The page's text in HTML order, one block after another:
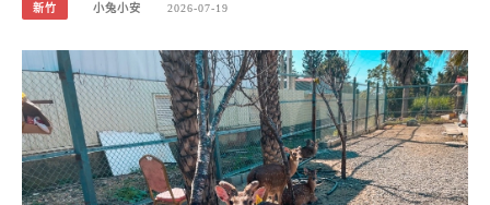
新竹 小兔小安 2026-07-19